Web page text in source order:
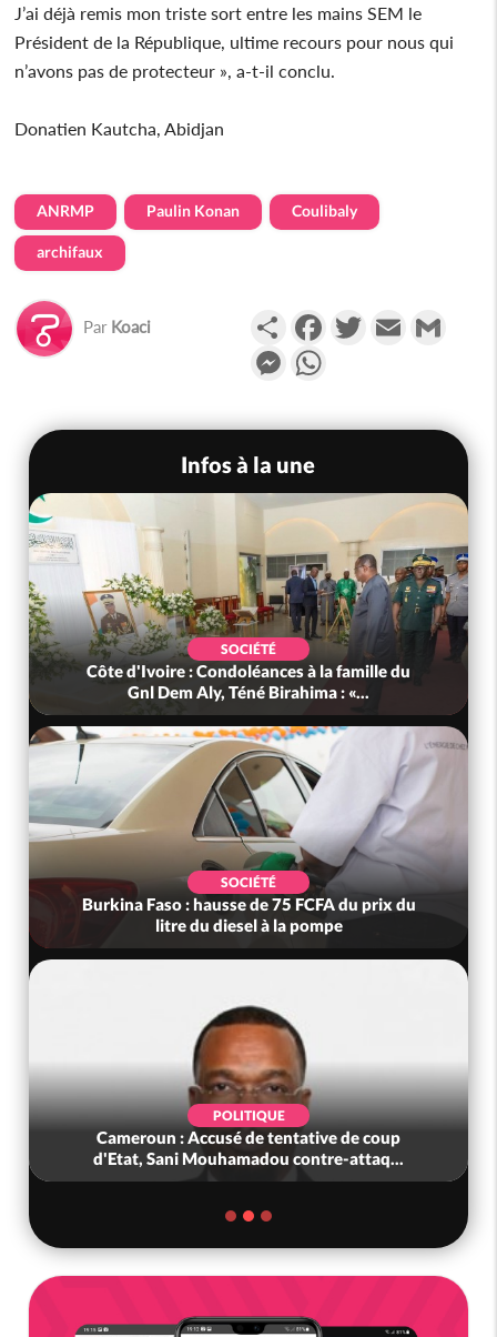
J’ai déjà remis mon triste sort entre les mains SEM le
Président de la République, ultime recours pour nous qui
n’avons pas de protecteur », a-t-il conclu.
Donatien Kautcha, Abidjan
ANRMP Paulin Konan Coulibaly
archifaux
Par Koaci PartagerFacebookTwitterEmail
Messenger
Infos à la une
SOCIÉTÉ
Côte d'Ivoire : Condoléances à la famille du
Gnl Dem Aly, Téné Birahima : «...
SOCIÉTÉ
Burkina Faso : hausse de 75 FCFA du prix du
litre du diesel à la pompe
POLITIQUE
Cameroun : Accusé de tentative de coup
d'Etat, Sani Mouhamadou contre-attaq...